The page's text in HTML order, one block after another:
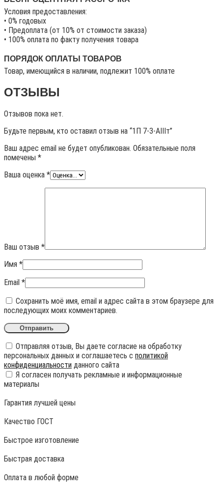
Условия предоставления:
• 0% годовых
• Предоплата (от 10% от стоимости заказа)
• 100% оплата по факту получения товара
ПОРЯДОК ОПЛАТЫ ТОВАРОВ
Товар, имеющийся в наличии, подлежит 100% оплате
ОТЗЫВЫ
Отзывов пока нет.
Будьте первым, кто оставил отзыв на “1П 7-3-АIIIт”
Ваш адрес email не будет опубликован. Обязательные поля
помечены *
Ваша оценка *
Ваш отзыв *
Имя *
Email *
Сохранить моё имя, email и адрес сайта в этом браузере для
последующих моих комментариев.
Отправляя отзыв, Вы даете согласие на обработку
персональных данных и соглашаетесь с политикой
конфиденциальности данного сайта
Я согласен получать рекламные и информационные
материалы
Гарантия лучшей цены
Качество ГОСТ
Быстрое изготовление
Быстрая доставка
Оплата в любой форме